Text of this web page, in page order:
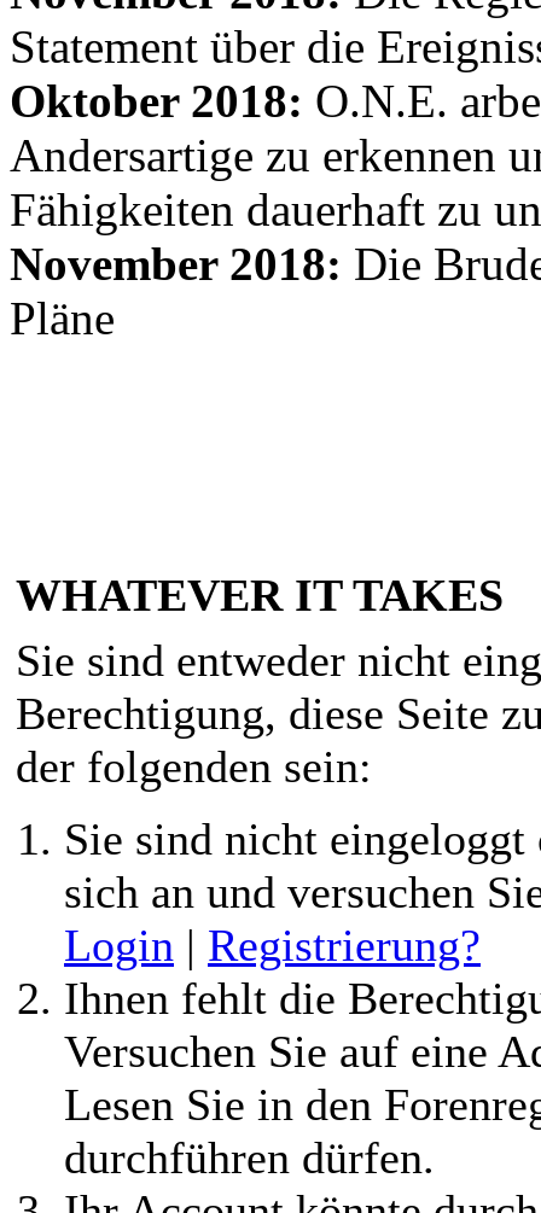
Statement über die
Oktober 2018: O.N.E.
Andersartige zu erkennen
Fähigkeiten dauerhaft zu
November 2018: Die
Pläne
WHATEVER IT TAKES
Sie sind entweder nicht
Berechtigung, diese Seite
der folgenden sein:
Sie sind nicht
sich an und versuchen
Login | Registrierung?
Ihnen fehlt die
Versuchen Sie auf eine
Lesen Sie in den
durchführen dürfen.